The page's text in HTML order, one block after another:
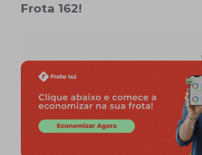
Frota 162!